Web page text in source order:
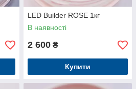
LED Builder ROSE 1кг
В наявності
2 600 ₴
Купити